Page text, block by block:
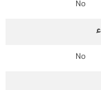
No
No